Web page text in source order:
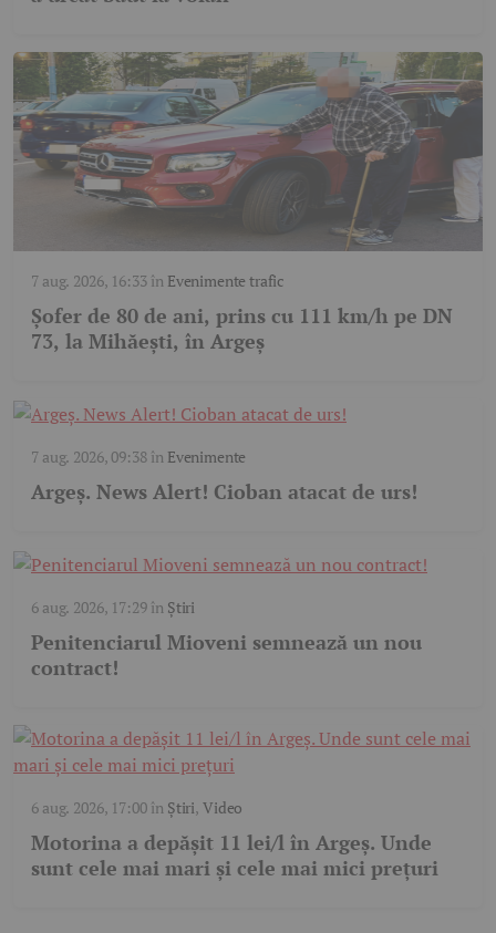
7 aug. 2026, 16:33în Evenimente trafic
Șofer de 80 de ani, prins cu 111 km/h pe DN
73, la Mihăești, în Argeș
7 aug. 2026, 09:38în Evenimente
Argeş. News Alert! Cioban atacat de urs!
6 aug. 2026, 17:29în Știri
Penitenciarul Mioveni semnează un nou
contract!
6 aug. 2026, 17:00în Știri,Video
Motorina a depășit 11 lei/l în Argeș. Unde
sunt cele mai mari și cele mai mici prețuri